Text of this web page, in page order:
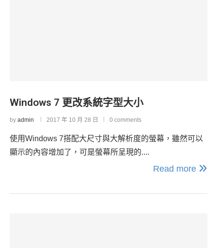
Windows 7 更改系統字型大小
by admin 2017 年 10 月 28 日 0 comments
使用Windows 7搭配大尺寸與大解析度的螢幕，雖然可以
顯示的內容增加了，可是螢幕所呈現的....
Read more